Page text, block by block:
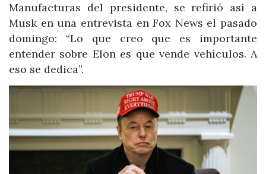
Manufacturas del presidente, se refirió así a
Musk en una entrevista en Fox News el pasado
domingo: “Lo que creo que es importante
entender sobre Elon es que vende vehículos. A
eso se dedica”.